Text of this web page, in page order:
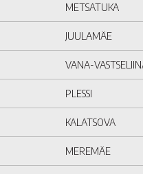
METSATUKA
JUULAMÄE
VANA-
PLESSI
KALATSOVA
MEREMÄE